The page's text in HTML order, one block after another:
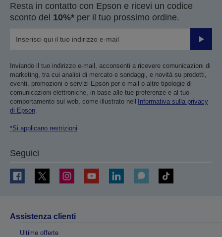
Resta in contatto con Epson e ricevi un codice
sconto del 10%* per il tuo prossimo ordine.
Invia
Inviando il tuo indirizzo e-mail, acconsenti a ricevere comunicazioni di
marketing, tra cui analisi di mercato e sondaggi, e novità su prodotti,
eventi, promozioni o servizi Epson per e-mail o altre tipologie di
comunicazioni elettroniche, in base alle tue preferenze e al tuo
comportamento sul web, come illustrato nell’ Informativa sulla privacy
di Epson
*Si applicano restrizioni
Seguici
Assistenza clienti
Ultime offerte